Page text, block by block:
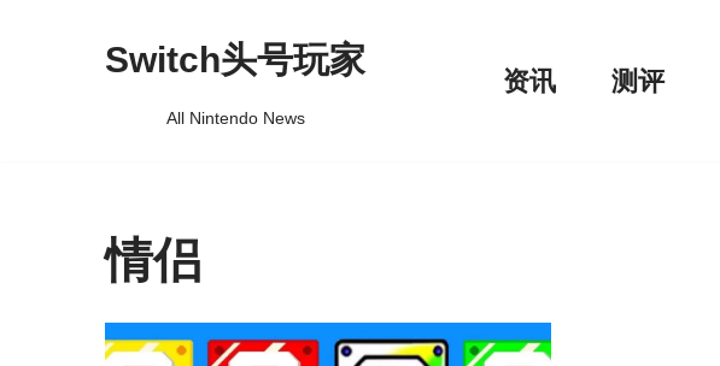
Switch头号玩家
All Nintendo News
资讯 测评
情侣